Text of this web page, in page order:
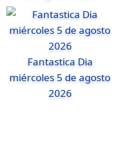
Fantastica Dia
miércoles 5 de agosto
2026